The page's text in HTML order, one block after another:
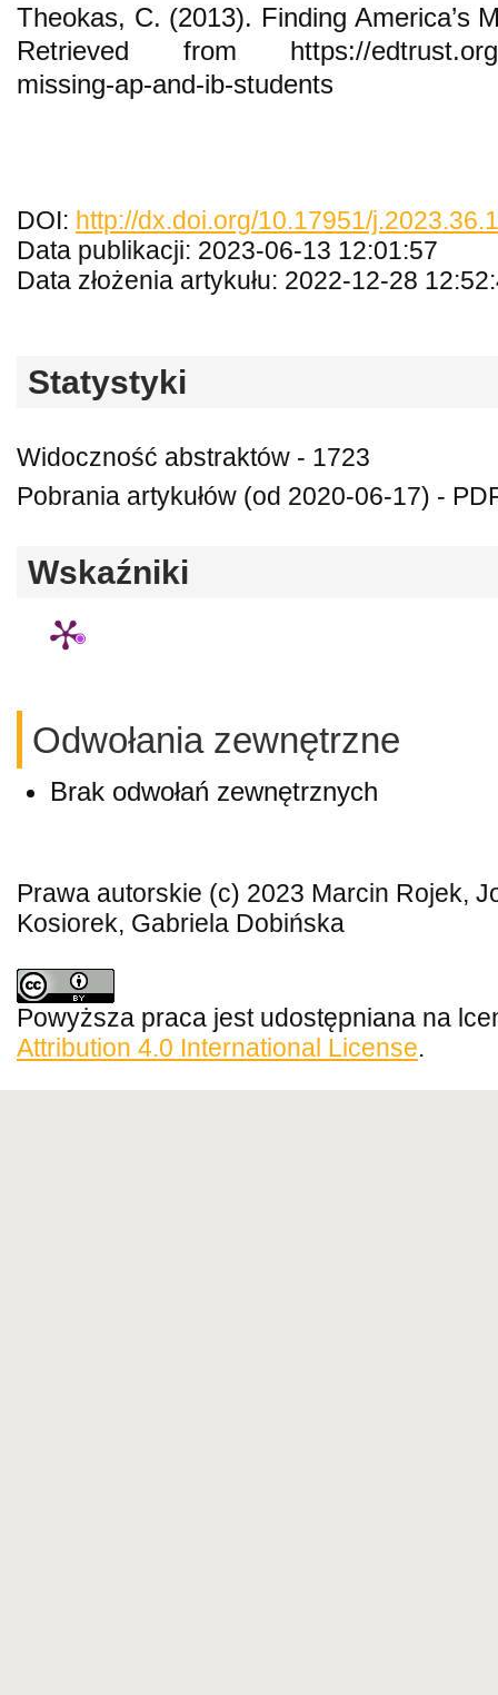
Theokas, C. (2013). Finding America’s
Retrieved from https://edtrust.org/
missing-ap-and-ib-students
DOI: http://dx.doi.org/10.17951/
Data publikacji: 2023-06-13 12:01:57
Data złożenia artykułu: 2022-12-28
Statystyki
Widoczność abstraktów - 1723
Pobrania artykułów (od 2020-06-17) -
Wskaźniki
Odwołania zewnętrzne
Brak odwołań zewnętrznych
Prawa autorskie (c) 2023 Marcin Rojek,
Kosiorek, Gabriela Dobińska
Powyższa praca jest udostępniana na
Attribution 4.0 International License.